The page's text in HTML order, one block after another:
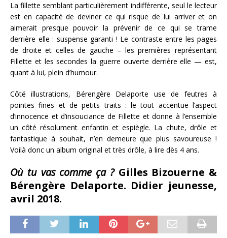
La fillette semblant particulièrement indifférente, seul le lecteur
est en capacité de deviner ce qui risque de lui arriver et on
aimerait presque pouvoir la prévenir de ce qui se trame
derrière elle : suspense garanti ! Le contraste entre les pages
de droite et celles de gauche – les premières représentant
Fillette et les secondes la guerre ouverte derrière elle — est,
quant à lui, plein d’humour.
Côté illustrations, Bérengère Delaporte use de feutres à
pointes fines et de petits traits : le tout accentue l’aspect
d’innocence et d’insouciance de Fillette et donne à l’ensemble
un côté résolument enfantin et espiègle. La chute, drôle et
fantastique à souhait, n’en demeure que plus savoureuse !
Voilà donc un album original et très drôle, à lire dès 4 ans.
Où tu vas comme ça ? Gilles Bizouerne &
Bérengère Delaporte. Didier jeunesse,
avril 2018.